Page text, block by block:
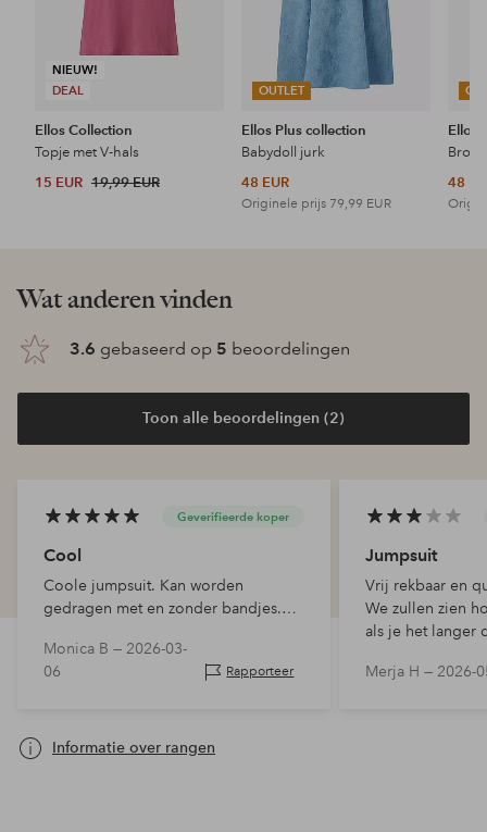
NIEUW!
DEAL
Ellos Collection
Topje met V-hals
15 EUR 19,99 EUR
OUTLET
Ellos Plus collection
Babydoll jurk
48 EUR
Originele prijs 79,99 EUR
Ellos
48
Wat anderen vinden
3.6 gebaseerd op 5 beoordelingen
Toon alle beoordelingen (2)
Geverifieerde koper
Cool
Coole jumpsuit. Kan worden
gedragen met en zonder bandjes.
Monica B — 2026-03-
06
Rapporteer
Jumpsuit
Vrij rekbaar en
We zullen zien
als je het langer
Merja H — 2026-
Informatie over rangen